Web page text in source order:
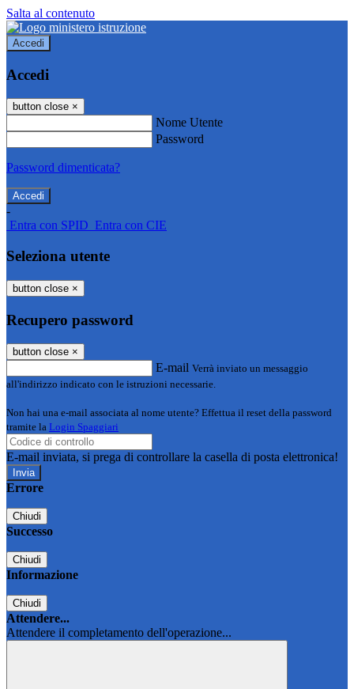
Salta al contenuto
Accedi
Accedi
button close ×
Nome Utente
Password
Password dimenticata?
-
Entra con SPID Entra con CIE
Seleziona utente
button close ×
Recupero password
button close ×
E-mail Verrà inviato un messaggio
all'indirizzo indicato con le istruzioni necessarie.
Non hai una e-mail associata al nome utente? Effettua il reset della password
tramite la Login Spaggiari
E-mail inviata, si prega di controllare la casella di posta elettronica!
Errore
Chiudi
Successo
Chiudi
Informazione
Chiudi
Attendere...
Attendere il completamento dell'operazione...